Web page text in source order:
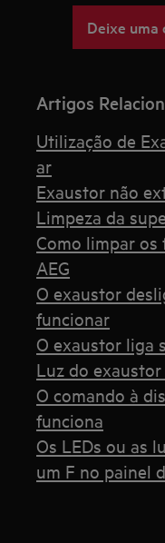
Deixe uma
Artigos
Utilização de
ar
Exaustor não
Limpeza da
Como limpar
AEG
O exaustor
funcionar
O exaustor liga
Luz do
O comando à
funciona
Os LEDs ou as
um F no painel